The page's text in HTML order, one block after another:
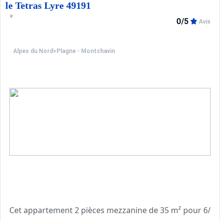
le Tetras Lyre 49191
Alpes du Nord > Plagne - Montchavin
0/5 Avis